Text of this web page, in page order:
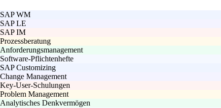
SAP WM
SAP LE
SAP IM
Prozessberatung
Anforderungsmanagement
Software-Pflichtenhefte
SAP Customizing
Change Management
Key-User-Schulungen
Problem Management
Analytisches Denkvermögen